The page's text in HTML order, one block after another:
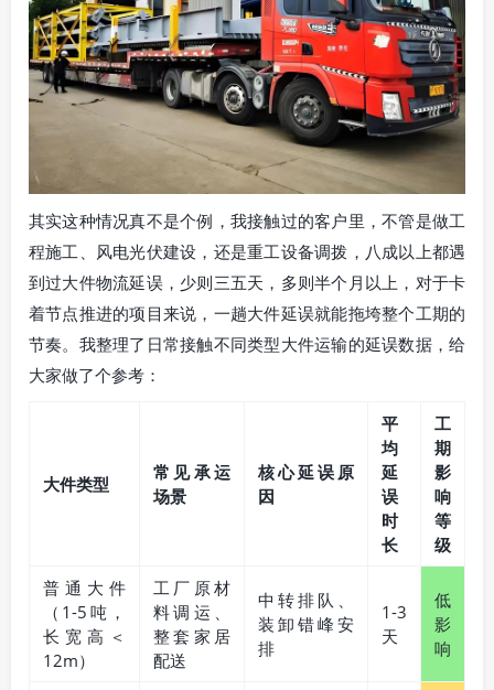
其实这种情况真不是个例，我接触过的客户里，不管是做工
程施工、风电光伏建设，还是重工设备调拨，八成以上都遇
到过大件物流延误，少则三五天，多则半个月以上，对于卡
着节点推进的项目来说，一趟大件延误就能拖垮整个工期的
节奏。我整理了日常接触不同类型大件运输的延误数据，给
大家做了个参考：
大件类型
常见承运
场景
核心延误原
因
平
均
延
误
时
长
工
期
影
响
等
级
普通大件
（1-5吨，
长宽高＜
12m）
工厂原材
料调运、
整套家居
配送
中转排队、
装卸错峰安
排
1-3
天
低
影
响